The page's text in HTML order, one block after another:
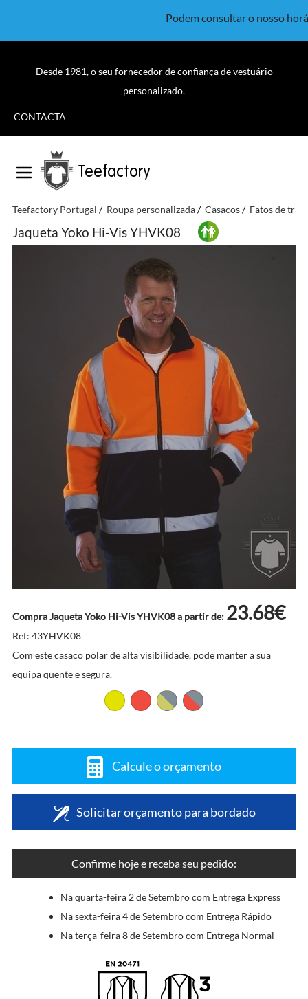
Podem consultar o nosso
Desde 1981, o seu fornecedor de confiança de vestuário
personalizado.
CONTACTA
Teefactory
Teefactory Portugal Roupa personalizada Casacos Fatos de
Jaqueta Yoko Hi-Vis YHVK08
Compra Jaqueta Yoko Hi-Vis YHVK08 a partir de: 23.68€
Ref: 43YHVK08
Com este casaco polar de alta visibilidade, pode manter a sua
equipa quente e segura.
Calcule o orçamento
Solicitar orçamento para bordado
Confirme hoje e receba seu pedido:
Na quarta-feira 2 de Setembro com Entrega Express
Na sexta-feira 4 de Setembro com Entrega Rápido
Na terça-feira 8 de Setembro com Entrega Normal